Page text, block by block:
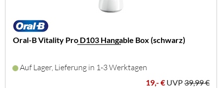
Oral-B Vitality Pro D103 Hangable Box (schwarz)
Auf Lager, Lieferung in 1-3 Werktagen
19,- € UVP39,99 €